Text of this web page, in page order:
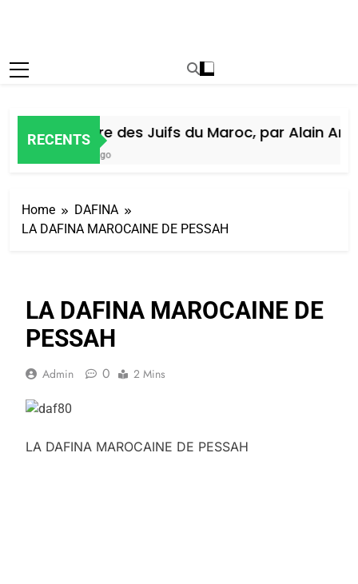
RECENTS
Histoire des Juifs du Maroc, par Alain Amiel
Home
DAFINA
LA DAFINA MAROCAINE DE PESSAH
LA DAFINA MAROCAINE DE
PESSAH
Admin 0 2 Mins
LA DAFINA MAROCAINE DE PESSAH